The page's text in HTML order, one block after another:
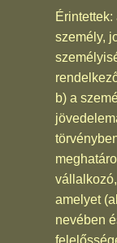
Érintettek:
személy,
b) a
vállalkozó,
amelyet
nevében